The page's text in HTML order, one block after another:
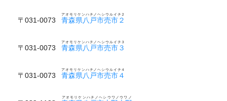
〒031-0073 青森県八戸市売市２
アオモリケンハチノヘシウルイチ２
〒031-0073 青森県八戸市売市３
アオモリケンハチノヘシウルイチ３
〒031-0073 青森県八戸市売市４
アオモリケンハチノヘシウルイチ４
アオモリケンハチノヘシウワノウワノ